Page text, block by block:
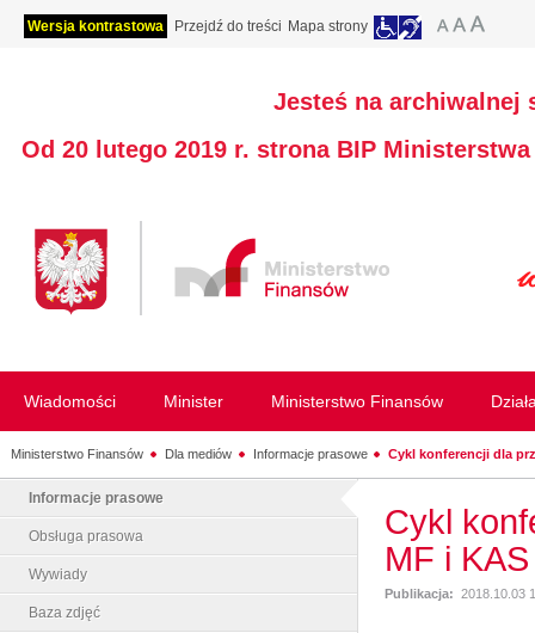
Wersja kontrastowa Przejdź do treści Mapa strony
Jesteś na archiwalnej
Od 20 lutego 2019 r. strona BIP
Wiadomości Minister Ministerstwo Finansów
Ministerstwo Finansów Dla mediów Informacje prasowe Cykl konferencji dla
Informacje prasowe
Obsługa prasowa
Wywiady
Baza zdjęć
Cykl
MF i KAS
Publikacja: 2018.10.03